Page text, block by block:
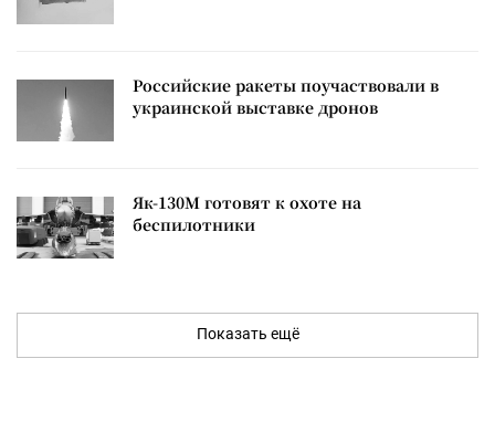
Российские ракеты поучаствовали в
украинской выставке дронов
Як-130М готовят к охоте на
беспилотники
Показать ещё